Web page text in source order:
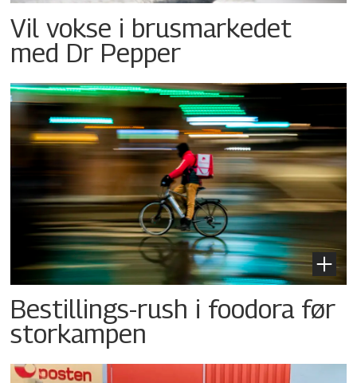
Vil vokse i brusmarkedet
med Dr Pepper
Bestillings-rush i foodora før
storkampen